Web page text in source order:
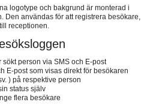
logotype och bakgrund är monterad i
Den användas för att registrera besökare,
receptionen.
sökt person via SMS och E-post
E-post som visas direkt för besökaren
) på respektive person
status själv
flera besökare